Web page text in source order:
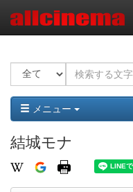
メニュー
結城モナ